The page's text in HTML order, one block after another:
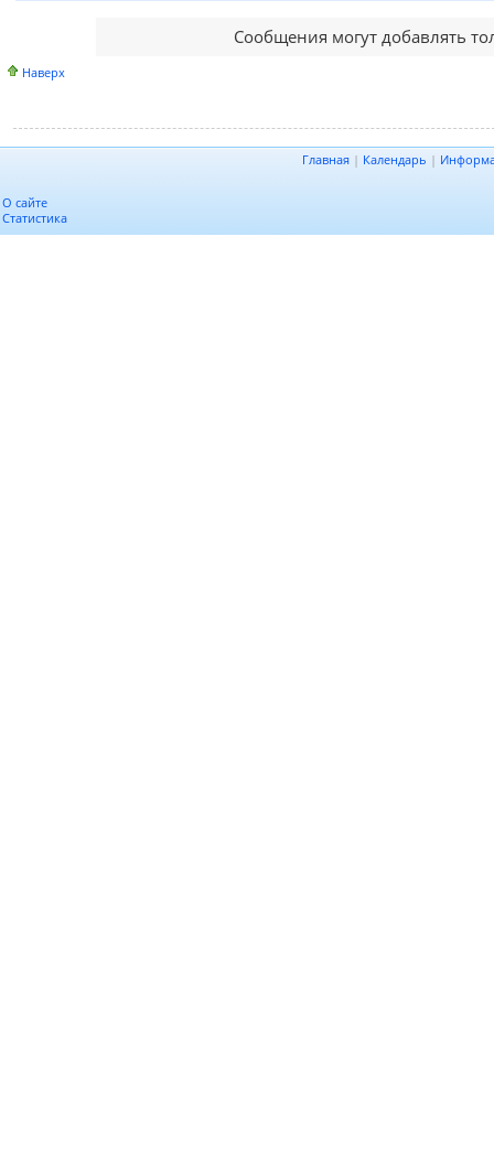
Сообщения могут добавлять
Наверх
Главная | Календарь |
О сайте
Статистика